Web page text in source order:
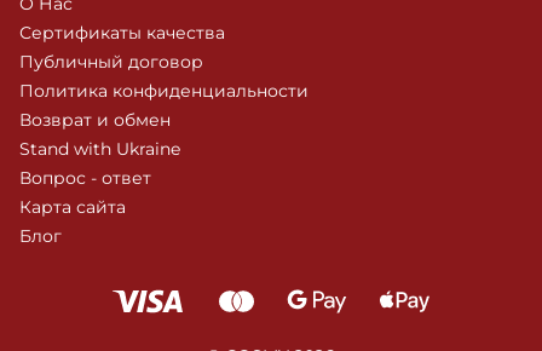
Сертификаты качества
Публичный договор
Политика конфиденциальности
Возврат и обмен
Stand with Ukraine
Вопрос - ответ
Карта сайта
Блог